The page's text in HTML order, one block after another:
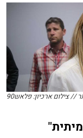
// צילום ארכיון: פלאש90